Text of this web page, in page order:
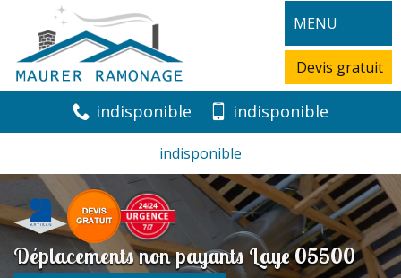
MENU
Devis gratuit
indisponible indisponible
indisponible
Déplacements non payants Laye 05500